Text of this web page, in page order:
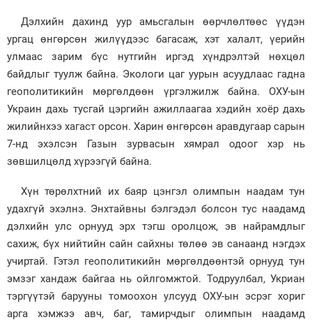
Дэлхийн дахинд уур амьсгалын өөрчлөлтөөс үүдэн
ургац өнгөрсөн жилүүдээс багасаж, хэт халалт, үерийн
улмаас зарим бүс нутгийн иргэд хүндрэлтэй нөхцөл
байдлыг туулж байна. Экологи цаг уурын асуудлаас гадна
геополитикийн мөргөлдөөн үргэлжилж байна. ОХУ-ын
Украин дахь тусгай цэргийн ажиллаагаа хэдийн хоёр дахь
жилийнхээ хагаст орсон. Харин өнгөрсөн аравдугаар сарын
7-нд эхэлсэн Газын зурвасын хямрал одоог хэр нь
зөвшилцөлд хүрээгүй байна.
Хүн төрөлхтний их баяр цэнгэл олимпын наадам тун
удахгүй эхэлнэ. Энхтайвны бэлгэдэл болсон тус наадамд
дэлхийн улс орнууд эрх тэгш оролцож, эв найрамдлыг
сахиж, бүх нийтийн сайн сайхны төлөө эв санаанд нэгдэх
учиртай. Гэтэл геополитикийн мөргөлдөөнтэй орнууд тун
эмзэг хандаж байгаа нь ойлгомжтой. Тодруулбал, Укриан
тэргүүтэй барууны томоохон улсууд ОХУ-ын эсрэг хориг
арга хэмжээ авч, баг, тамирчдыг олимпын наадамд